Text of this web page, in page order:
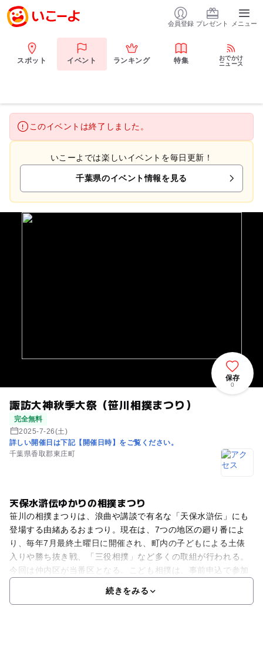
会員登録 プレゼント メニュー
スポット イベント ランキング 特集
おでかけ
ニュース
このイベントは終了しました。
いこーよでは楽しいイベントを毎日更新！
千葉県のイベント情報を見る
諏訪大神秋季大祭（笹川相撲まつり）
完全無料
2025-7-26(土)
詳しい開催日は下記【開催日時】をご覧ください。
千葉県香取郡東庄町
保存
0
天保水滸伝ゆかりの相撲まつり
笹川の相撲まつりは、浪曲や講談で有名な「天保水滸伝」にも
登場する由緒あるおまつり。現在は、7つの地区の廻り番によ
り、毎年7月最終土曜日に開催され、町内の子どもによる土俵
入りや勝ち抜き戦、「三役相撲」など多くの取組が行われる。
今回は仲内区が当番区となる。こども相撲は、事前申込で参加
続きをみる